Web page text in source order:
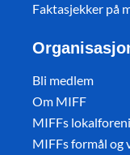
Faktasjekker på
Bli medlem
Om MIFF
MIFFs
MIFFs formål og